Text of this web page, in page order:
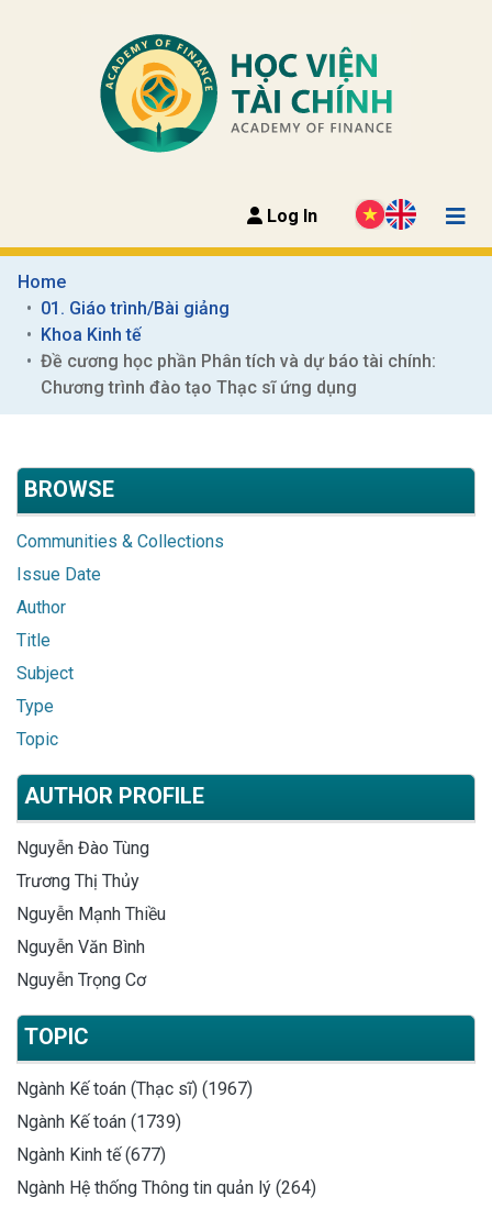
Log In
Home
01. Giáo trình/Bài giảng
Khoa Kinh tế
Đề cương học phần Phân tích và dự báo tài chính:
Chương trình đào tạo Thạc sĩ ứng dụng
BROWSE
Communities & Collections
Issue Date
Author
Title
Subject
Type
Topic
AUTHOR PROFILE
Nguyễn Đào Tùng
Trương Thị Thủy
Nguyễn Mạnh Thiều
Nguyễn Văn Bình
Nguyễn Trọng Cơ
TOPIC
Ngành Kế toán (Thạc sĩ) (1967)
Ngành Kế toán (1739)
Ngành Kinh tế (677)
Ngành Hệ thống Thông tin quản lý (264)